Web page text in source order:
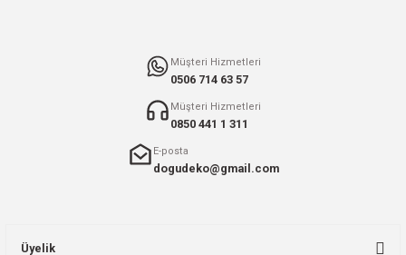
Müşteri Hizmetleri
0506 714 63 57
Müşteri Hizmetleri
0850 441 1 311
E-posta
dogudeko@gmail.com
Üyelik